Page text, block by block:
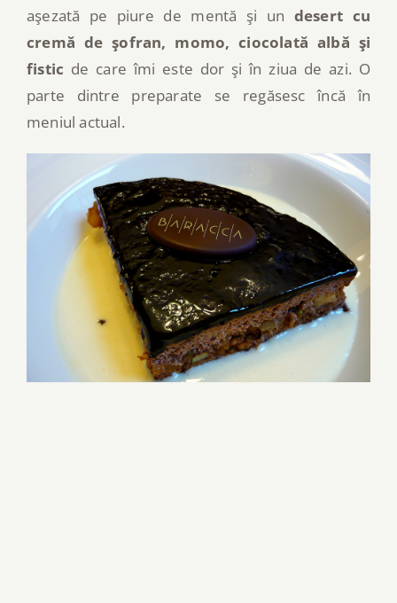
aşezată pe piure de mentă şi un desert cu
cremă de şofran, momo, ciocolată albă şi
fistic de care îmi este dor şi în ziua de azi. O
parte dintre preparate se regăsesc încă în
meniul actual.